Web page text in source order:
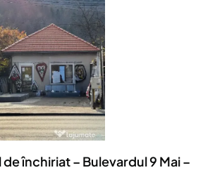
profesionale
Vehicule
industriale
închiriat – Bulevardul 9 Mai –